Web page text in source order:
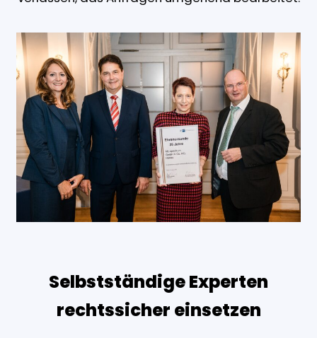
Selbstständige Experten
rechtssicher einsetzen